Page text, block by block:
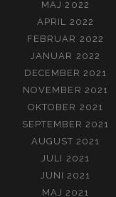
MAJ 2022
APRIL 2022
FEBRUAR 2022
JANUAR 2022
DECEMBER 2021
NOVEMBER 2021
OKTOBER 2021
SEPTEMBER 2021
AUGUST 2021
JULI 2021
JUNI 2021
MAJ 2021